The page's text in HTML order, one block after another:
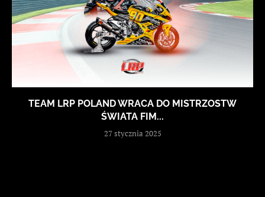
TEAM LRP POLAND WRACA DO MISTRZOSTW
ŚWIATA FIM...
27 stycznia 2025